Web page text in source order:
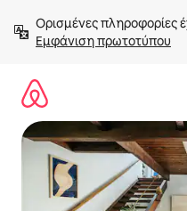
στο
περιεχόμενοΕμφάνιση πρωτοτύπου